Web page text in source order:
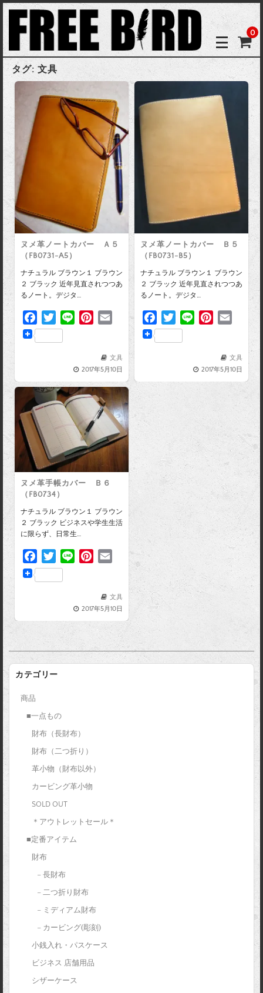
0
タグ: 文具
ヌメ革ノートカバー Ａ５
（FB0731-A5）
ナチュラル ブラウン１ ブラウン
２ ブラック 近年見直されつつあ
るノート。デジタ…
a
c
o
o
w
i
e
r
e
r
e
s
t
i
l
文具
2017年5月10日
ヌメ革ノートカバー Ｂ５
（FB0731-B5）
ナチュラル ブラウン１ ブラウン
２ ブラック 近年見直されつつあ
るノート。デジタ…
a
c
w
i
e
i
l
文具
2017年5月10日
ヌメ革手帳カバー Ｂ６
（FB0734）
ナチュラル ブラウン１ ブラウン
２ ブラック ビジネスや学生生活
に限らず、日常生…
a
c
w
i
e
i
l
文具
2017年5月10日
カテゴリー
商品
■一点もの
財布（長財布）
財布（二つ折り）
革小物（財布以外）
カービング革小物
SOLD OUT
＊アウトレットセール＊
■定番アイテム
財布
– 長財布
– 二つ折り財布
– ミディアム財布
– カービング(彫刻)
小銭入れ・パスケース
ビジネス 店舗用品
シザーケース